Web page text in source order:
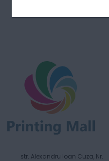
str. Alexandru Ioan Cuza, Nr.